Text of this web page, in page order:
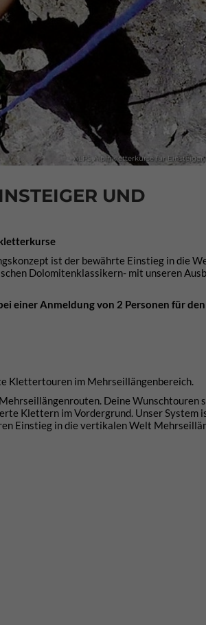
ALPS Alpinkletterkurse für
UND
ist der bewährte Einstieg in die
Dolomitenklassikern- mit unseren
einer Anmeldung von 2 Personen für
Klettertouren im Mehrseillängenbereich.
Deine Wunschtouren
Klettern im Vordergrund. Unser System
Einstieg in die vertikalen Welt